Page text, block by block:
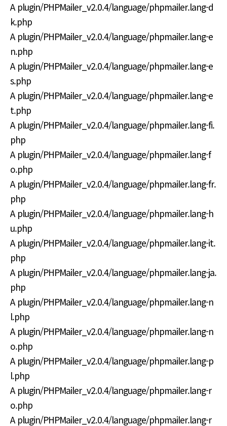
A plugin/PHPMailer_v2.0.4/language/phpmailer.lang-d
k.php
A plugin/PHPMailer_v2.0.4/language/phpmailer.lang-e
n.php
A plugin/PHPMailer_v2.0.4/language/phpmailer.lang-e
s.php
A plugin/PHPMailer_v2.0.4/language/phpmailer.lang-e
t.php
A plugin/PHPMailer_v2.0.4/language/phpmailer.lang-fi.
php
A plugin/PHPMailer_v2.0.4/language/phpmailer.lang-f
o.php
A plugin/PHPMailer_v2.0.4/language/phpmailer.lang-fr.
php
A plugin/PHPMailer_v2.0.4/language/phpmailer.lang-h
u.php
A plugin/PHPMailer_v2.0.4/language/phpmailer.lang-it.
php
A plugin/PHPMailer_v2.0.4/language/phpmailer.lang-ja.
php
A plugin/PHPMailer_v2.0.4/language/phpmailer.lang-n
l.php
A plugin/PHPMailer_v2.0.4/language/phpmailer.lang-n
o.php
A plugin/PHPMailer_v2.0.4/language/phpmailer.lang-p
l.php
A plugin/PHPMailer_v2.0.4/language/phpmailer.lang-r
o.php
A plugin/PHPMailer_v2.0.4/language/phpmailer.lang-r